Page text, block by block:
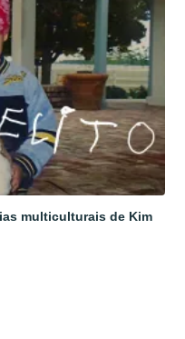
multiculturais de Kim